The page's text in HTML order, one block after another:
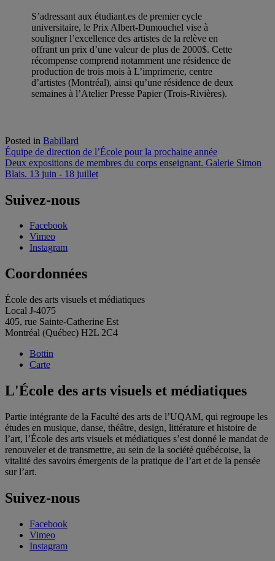
S’adressant aux étudiant.es de premier cycle
universitaire, le Prix Albert-Dumouchel vise à
souligner l’excellence des artistes de la relève en
offrant un prix d’une valeur de plus de 2000$. Cette
récompense comprend notamment une résidence de
production de trois mois à L’imprimerie, centre
d’artistes (Montréal), ainsi qu’une résidence de deux
semaines à l’Atelier Presse Papier (Trois-Rivières).
Posted in Babillard
Navigation
de
Équipe de direction de l’École pour la prochaine année
Deux expositions de membres du corps enseignant. Galerie Simon
Blais. 13 juin - 18 juillet
Suivez-nous
Facebook
Vimeo
Instagram
Coordonnées
École des arts visuels et médiatiques
Local J-4075
405, rue Sainte-Catherine Est
Montréal (Québec) H2L 2C4
Bottin
Carte
L'École des arts visuels et médiatiques
Partie intégrante de la Faculté des arts de l’UQAM, qui regroupe les
études en musique, danse, théâtre, design, littérature et histoire de
l’art, l’École des arts visuels et médiatiques s’est donné le mandat de
renouveler et de transmettre, au sein de la société québécoise, la
vitalité des savoirs émergents de la pratique de l’art et de la pensée
sur l’art.
Suivez-nous
Facebook
Vimeo
Instagram